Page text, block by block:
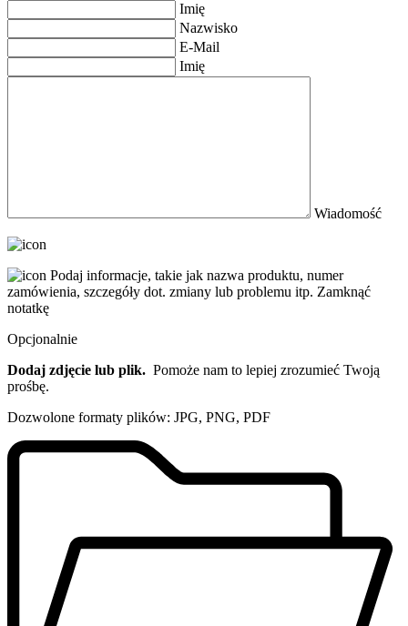
Imię
Nazwisko
E-Mail
Imię
Wiadomość
Podaj informacje, takie jak nazwa produktu, numer
zamówienia, szczegóły dot. zmiany lub problemu itp. Zamknąć
notatkę
Opcjonalnie
Dodaj zdjęcie lub plik. Pomoże nam to lepiej zrozumieć Twoją
prośbę.
Dozwolone formaty plików: JPG, PNG, PDF